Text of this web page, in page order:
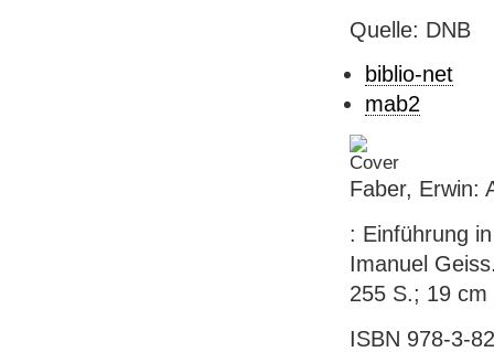
Quelle: DNB
biblio-net
mab2
Faber, Erwin:
: Einführung
Imanuel
255 S.; 19 cm
ISBN 978-3-